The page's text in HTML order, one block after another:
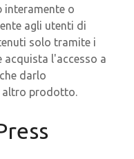
interamente o
agli utenti di
solo tramite i
l'accesso a
darlo
altro prodotto.